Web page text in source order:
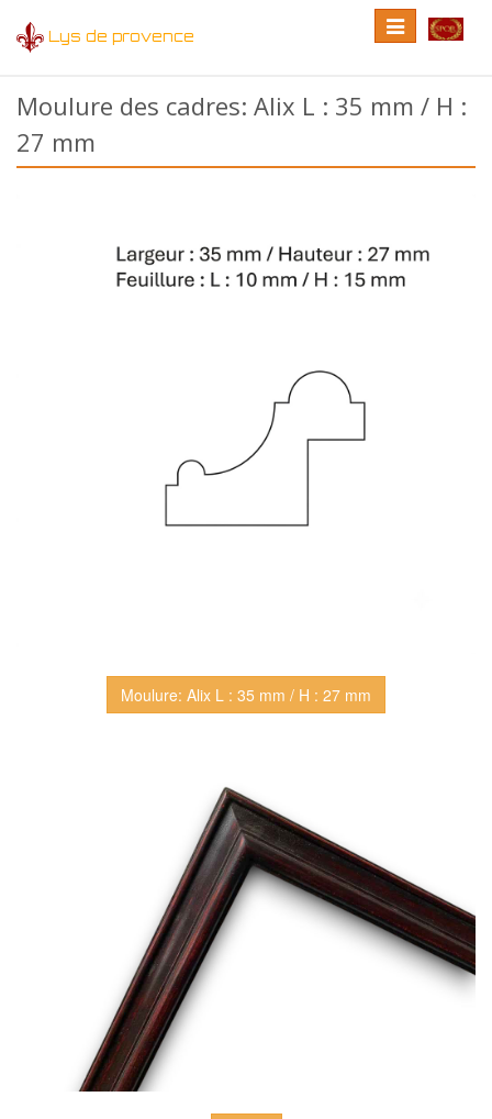
Lys de provence
Toggle
language
Toggle
navigation
Moulure des cadres: Alix L : 35 mm / H :
27 mm
Moulure: Alix L : 35 mm / H : 27 mm